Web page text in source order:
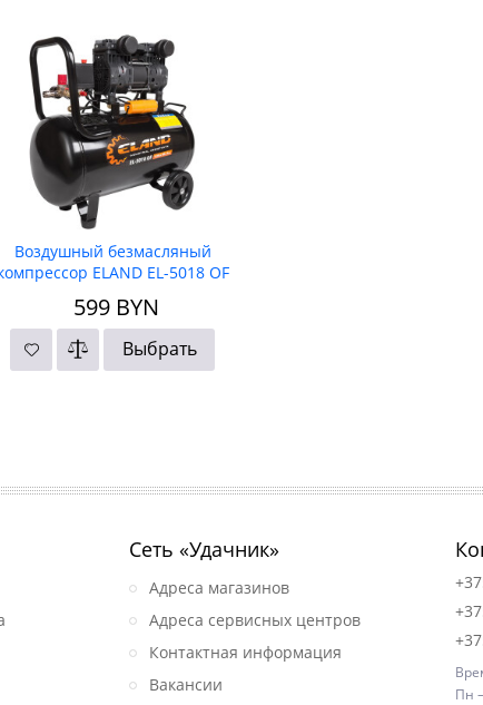
Воздушный безмасляный
ELAND EL-5018 OF
599BYN
Выбрать
Сеть «Удачник»
Адреса магазинов
Адреса сервисных центров
Контактная информация
Вакансии
Пн